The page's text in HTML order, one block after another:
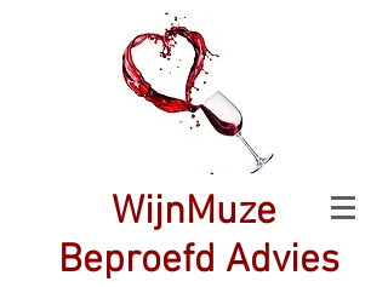
WijnMuze
Beproefd Advies